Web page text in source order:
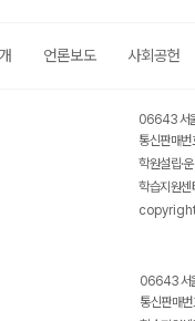
언론보도 사회공헌
06643 서
통신판매
학원설립·
학습지원
06643 서
통신판매